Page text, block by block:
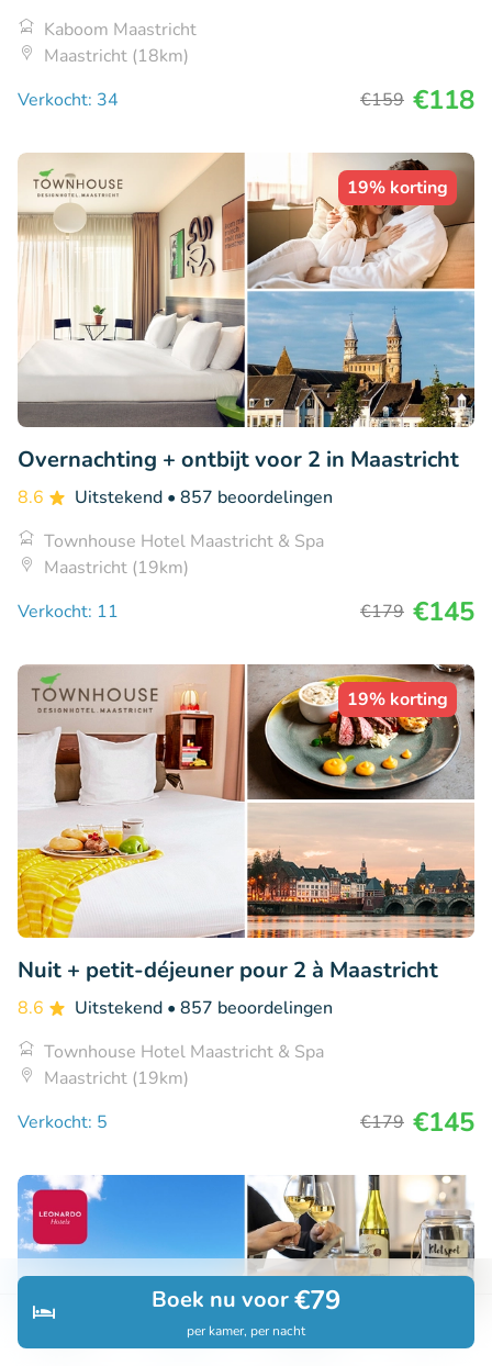
Zoeken Boekingen
Boek nu voor€79
per kamer, per nacht
Kaboom Maastricht
Maastricht (18km)
Verkocht: 34
€159 €118
19% korting
Overnachting + ontbijt voor 2 in Maastricht
8.6 Uitstekend • 857 beoordelingen
Townhouse Hotel Maastricht & Spa
Maastricht (19km)
Verkocht: 11
€179 €145
19% korting
Nuit + petit-déjeuner pour 2 à Maastricht
8.6 Uitstekend • 857 beoordelingen
Townhouse Hotel Maastricht & Spa
Maastricht (19km)
Verkocht: 5
€179 €145